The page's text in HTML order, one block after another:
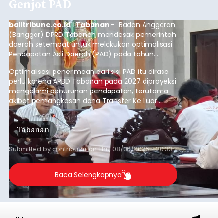
Genjot PAD
balitribune.co.id I Tabanan - Badan Anggaran
(Banggar) DPRD Tabanan mendesak pemerintah
daerah setempat untuk melakukan optimalisasi
Pendapatan Asli Daerah (PAD) pada tahun
anggaran 2027.
Optimalisasi penerimaan dari sisi PAD itu dirasa
perlu karena APBD Tabanan pada 2027 diproyeksi
mengalami penurunan pendapatan, terutama
akibat pemangkasan dana Transfer Ke Luar
Daerah (TKD) dari pemerintah pusat.
Tabanan
Submitted bycontributoronThu, 08/06/2026 - 20:33
Baca Selengkapnya